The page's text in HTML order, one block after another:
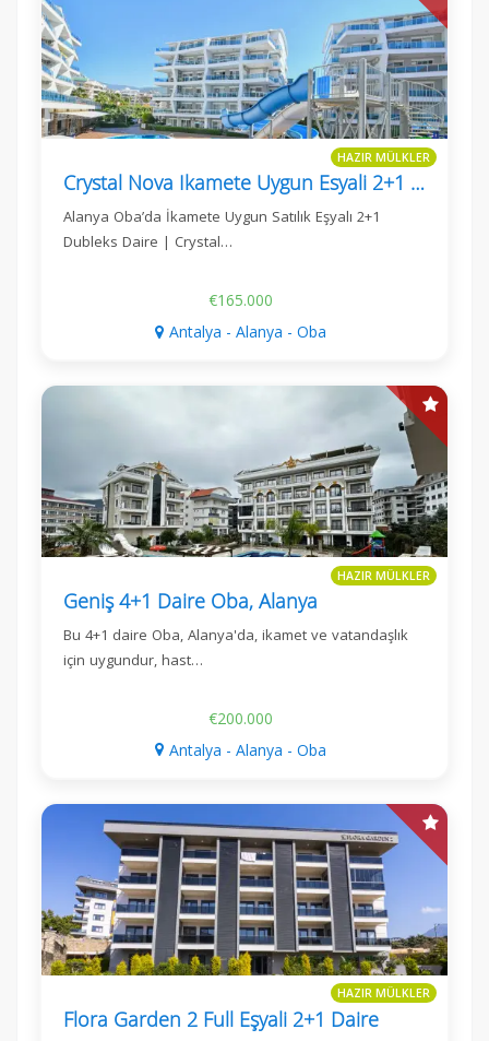
HAZIR MÜLKLER
Crystal Nova Ikamete Uygun Esyali 2+1 Daire
Alanya Oba’da İkamete Uygun Satılık Eşyalı 2+1
Dubleks Daire | Crystal…
€165.000
Antalya - Alanya - Oba
HAZIR MÜLKLER
Geniş 4+1 Daire Oba, Alanya
Bu 4+1 daire Oba, Alanya'da, ikamet ve vatandaşlık
için uygundur, hast…
€200.000
Antalya - Alanya - Oba
HAZIR MÜLKLER
Flora Garden 2 Full Eşyali 2+1 Daire